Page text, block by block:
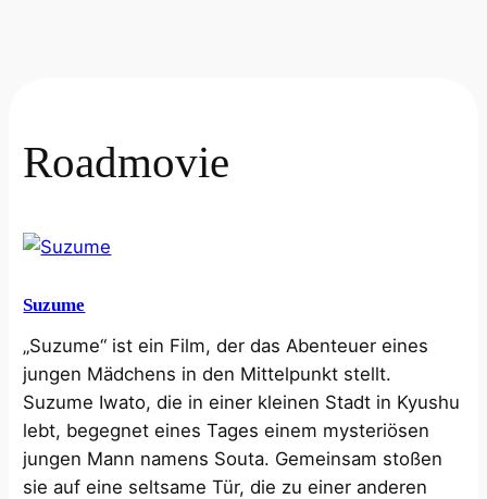
Roadmovie
Suzume
„Suzume“ ist ein Film, der das Abenteuer eines
jungen Mädchens in den Mittelpunkt stellt.
Suzume Iwato, die in einer kleinen Stadt in Kyushu
lebt, begegnet eines Tages einem mysteriösen
jungen Mann namens Souta. Gemeinsam stoßen
sie auf eine seltsame Tür, die zu einer anderen